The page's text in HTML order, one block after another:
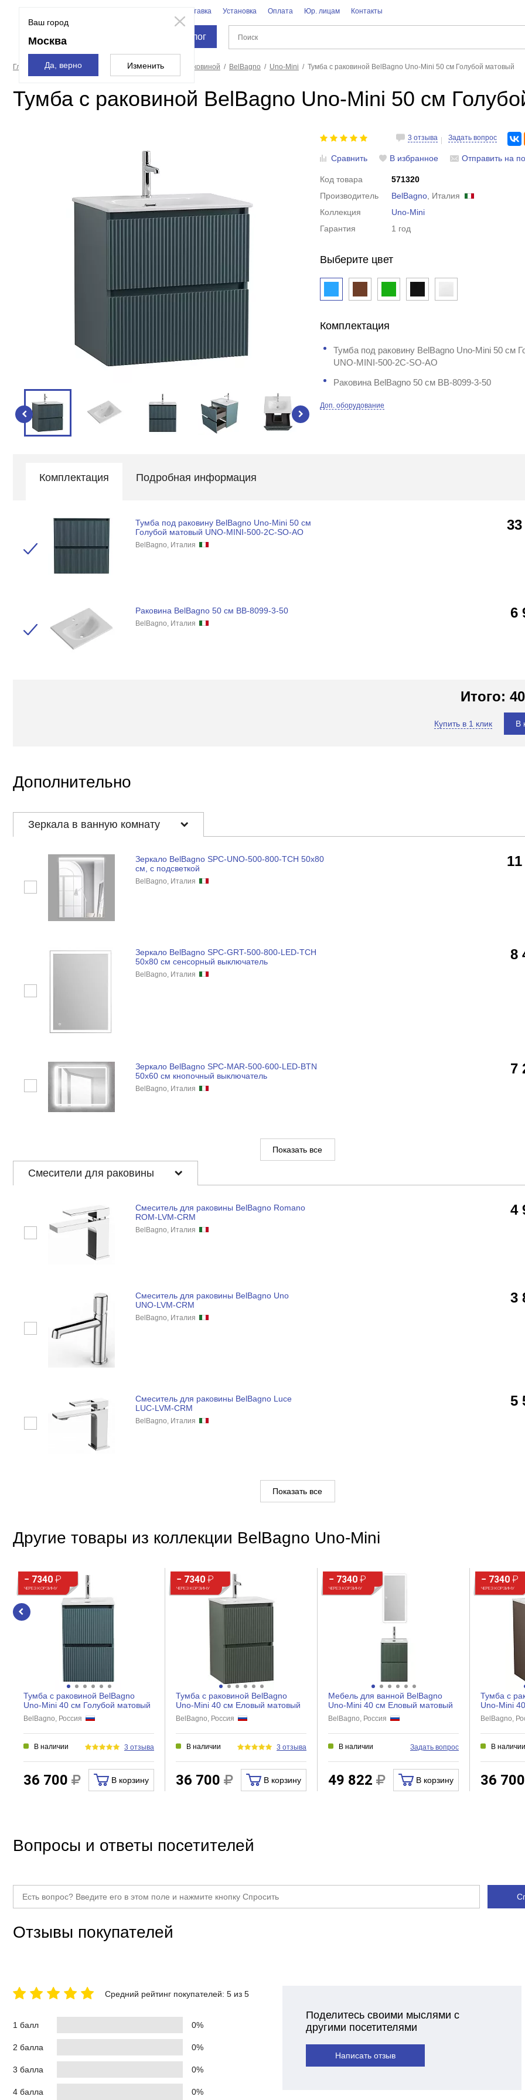
Ваш город
Москва
Да, верно Изменить
Доставка Установка Оплата Юр. лицам Контакты
Каталог
Главная страница Мебель для ванной Тумбы с раковиной BelBagno Uno-Mini Тумба с раковиной BelBagno Uno-Mini 50 см Голубой матовый
Тумба с раковиной BelBagno Uno-Mini 50 см
3 отзыва Задать вопрос
Сравнить В избранное Отправить на
Код товара
571320
Производитель
BelBagno , Италия
Коллекция
Uno-Mini
Гарантия
1 год
Выберите цвет
Комплектация
Тумба под раковину BelBagno Uno-Mini 50 см
UNO-MINI-500-2C-SO-AO
Раковина BelBagno 50 см BB-8099-3-50
Доп. оборудование
Комплектация Подробная информация
Тумба под раковину BelBagno Uno-Mini 50 см
Голубой матовый UNO-MINI-500-2C-SO-AO
BelBagno, Италия
Раковина BelBagno 50 см BB-8099-3-50
BelBagno, Италия
6
Итого:
Купить в 1 клик В
Дополнительно
Зеркала в ванную комнату
Зеркало BelBagno SPC-UNO-500-800-TCH 50x80
см, с подсветкой
BelBagno, Италия
Зеркало BelBagno SPC-GRT-500-800-LED-TCH
50x80 см сенсорный выключатель
BelBagno, Италия
8
Зеркало BelBagno SPC-MAR-500-600-LED-BTN
50x60 см кнопочный выключатель
BelBagno, Италия
7
Показать все
Смесители для раковины
Смеситель для раковины BelBagno Romano
ROM-LVM-CRM
BelBagno, Италия
4
Смеситель для раковины BelBagno Uno
UNO-LVM-CRM
BelBagno, Италия
3
Смеситель для раковины BelBagno Luce
LUC-LVM-CRM
BelBagno, Италия
5
Показать все
Другие товары из коллекции BelBagno Uno-Mini
− 7340 ₽
ЧЕРЕЗ КОРЗИНУ
Тумба с раковиной BelBagno
Uno-Mini 40 см Голубой матовый
BelBagno, Россия
В наличии 3 отзыва
36 700 В корзину
− 7340 ₽
ЧЕРЕЗ КОРЗИНУ
Тумба с раковиной BelBagno
Uno-Mini 40 см Еловый матовый
BelBagno, Россия
В наличии 3 отзыва
36 700 В корзину
− 7340 ₽
ЧЕРЕЗ КОРЗИНУ
Мебель для ванной BelBagno
Uno-Mini 40 см Еловый матовый
BelBagno, Россия
В наличии Задать вопрос
49 822 В корзину
− 7340 ₽
ЧЕРЕЗ КОРЗИНУ
Тумба с
Uno-Mini
BelBagno,
В наличии
36 700
Вопросы и ответы посетителей
Отзывы покупателей
Средний рейтинг покупателей: 5 из 5
1 балл 0%
2 балла 0%
3 балла 0%
4 балла 0%
Поделитесь своими мыслями с
другими посетителями
Написать отзыв